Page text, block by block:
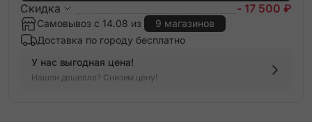
Скидка - 17 500 ₽
Самовывоз с 14.08 из
9 магазинов
Доставка по городу бесплатно
У нас выгодная цена!
Нашли дешевле? Снизим цену!